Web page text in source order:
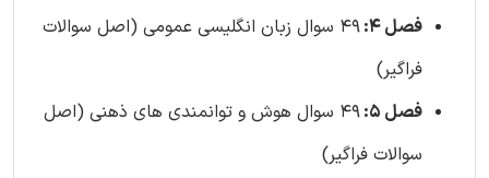
فصل 4:
49 سوال زبان انگلیسی عمومی (اصل سوالات
فراگیر)
فصل 5:
49 سوال هوش و توانمندی های ذهنی (اصل
سوالات فراگیر)